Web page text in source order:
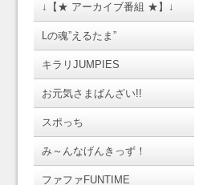
↓【★ アーカイブ番組 ★】↓
Lの魂”えるたま”
キラリJUMPIES
お元気さまばんざい!!
スポっち
み～んなげんきっず！
ファファFUNTIME